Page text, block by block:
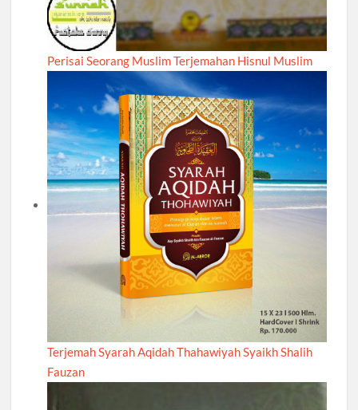
Perisai Seorang Muslim Terjemahan Hisnul Muslim
Terjemah Syarah Aqidah Thahawiyah Syaikh Shalih
Fauzan